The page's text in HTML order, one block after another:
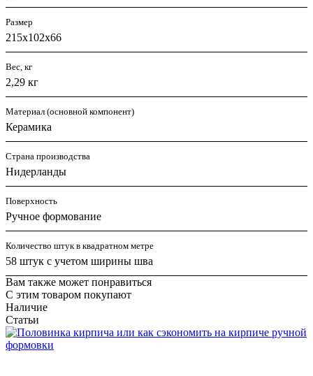
Размер
215х102х66
Вес, кг
2,29 кг
Материал (основной компонент)
Керамика
Страна производства
Нидерланды
Поверхность
Ручное формование
Количество штук в квадратном метре
58 штук с учетом ширины шва
Вам также может понравиться
С этим товаром покупают
Наличие
Статьи